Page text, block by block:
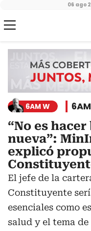
06 ago
6AM W
“No es
nueva”:
explicó
El jefe de la
Constituyente
esenciales como
salud y el tema